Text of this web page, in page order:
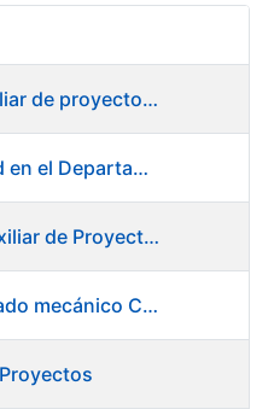
OE 08/20 Ingeniero auxiliar de proyectos en el departamento de Fábrica de Papel - Burgos
OE 04/20 Jefe de unidad en el Departamento de Fábrica de Papel - Burgos
OE 01/20 - Ingeniero Auxiliar de Proyectos
OE 16/19 Oficial 1ª Grabado mecánico CAD